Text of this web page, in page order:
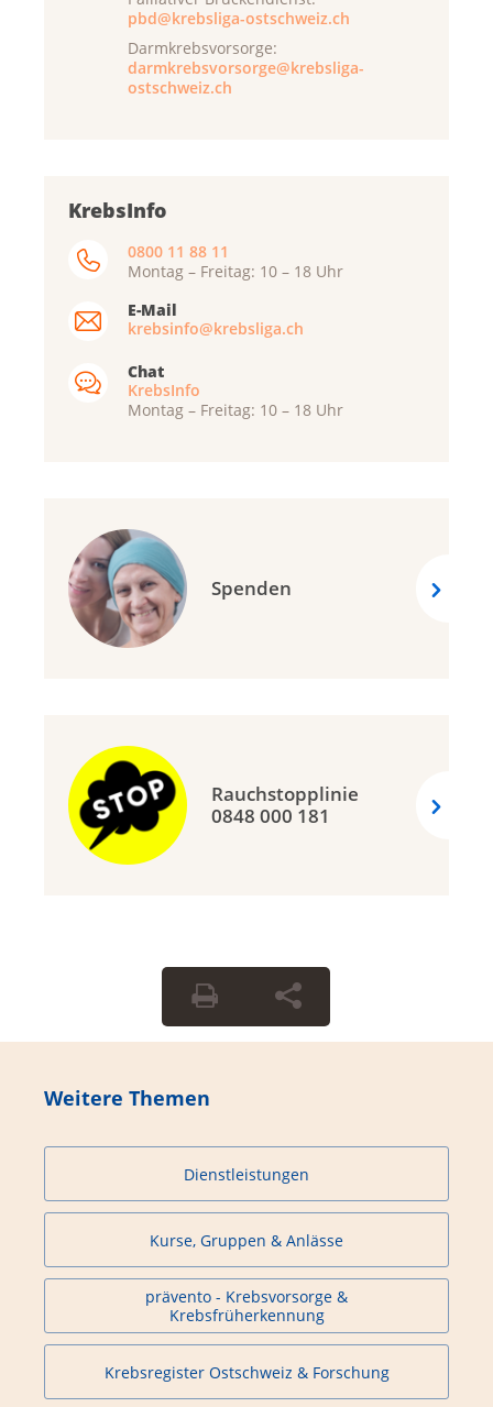
pbd@krebsliga-ostschweiz.ch
Darmkrebsvorsorge:
darmkrebsvorsorge@krebsliga-
ostschweiz.ch
KrebsInfo
0800 11 88 11
Montag – Freitag: 10 – 18 Uhr
E-Mail
krebsinfo@krebsliga.ch
Chat
KrebsInfo
Montag – Freitag: 10 – 18 Uhr
Spenden
Rauchstopplinie
0848 000 181
Weitere Themen
Dienstleistungen
Kurse, Gruppen & Anlässe
prävento - Krebsvorsorge &
Krebsfrüherkennung
Krebsregister Ostschweiz & Forschung